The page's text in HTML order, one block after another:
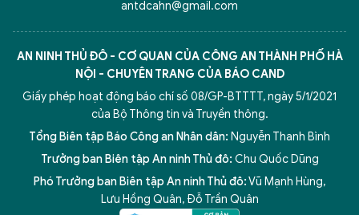
antdcahn@gmail.com
AN NINH THỦ ĐÔ - CƠ QUAN CỦA CÔNG AN THÀNH PHỐ HÀ
NỘI - CHUYÊN TRANG CỦA BÁO CAND
Giấy phép hoạt động báo chí số 08/GP-BTTTT, ngày 5/1/2021
của Bộ Thông tin và Truyền thông.
Tổng Biên tập Báo Công an Nhân dân: Nguyễn Thanh Bình
Trưởng ban Biên tập An ninh Thủ đô: Chu Quốc Dũng
Phó Trưởng ban Biên tập An ninh Thủ đô:Vũ Mạnh Hùng,
Lưu Hồng Quân, Đỗ Trần Quân